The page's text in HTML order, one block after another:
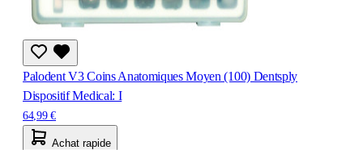
Palodent V3 Coins Anatomiques Moyen (100) Dentsply
Dispositif Medical: I
64,99 €
Achat rapide